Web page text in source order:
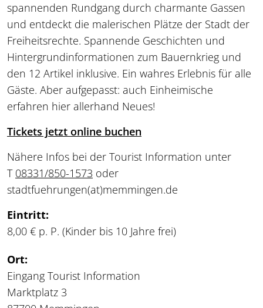
spannenden Rundgang durch charmante Gassen
und entdeckt die malerischen Plätze der Stadt der
Freiheitsrechte. Spannende Geschichten und
Hintergrundinformationen zum Bauernkrieg und
den 12 Artikel inklusive. Ein wahres Erlebnis für alle
Gäste. Aber aufgepasst: auch Einheimische
erfahren hier allerhand Neues!
Tickets jetzt online buchen
Nähere Infos bei der Tourist Information unter
T 08331/850-1573 oder
stadtfuehrungen(at)memmingen.de
Eintritt:
8,00 € p. P. (Kinder bis 10 Jahre frei)
Ort:
Eingang Tourist Information
Marktplatz 3